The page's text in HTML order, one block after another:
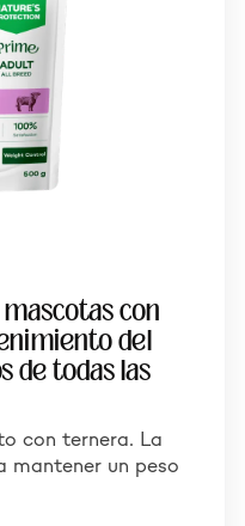
con
del
de todas las
con ternera. La
mantener un peso